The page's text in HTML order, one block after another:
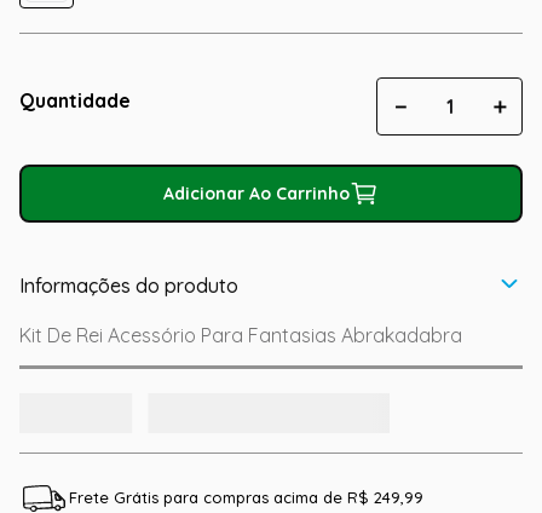
Quantidade ＋
－
Adicionar Ao Carrinho
Informações do produto
Kit De Rei Acessório Para Fantasias Abrakadabra
Frete Grátis para compras acima de R$ 249,99